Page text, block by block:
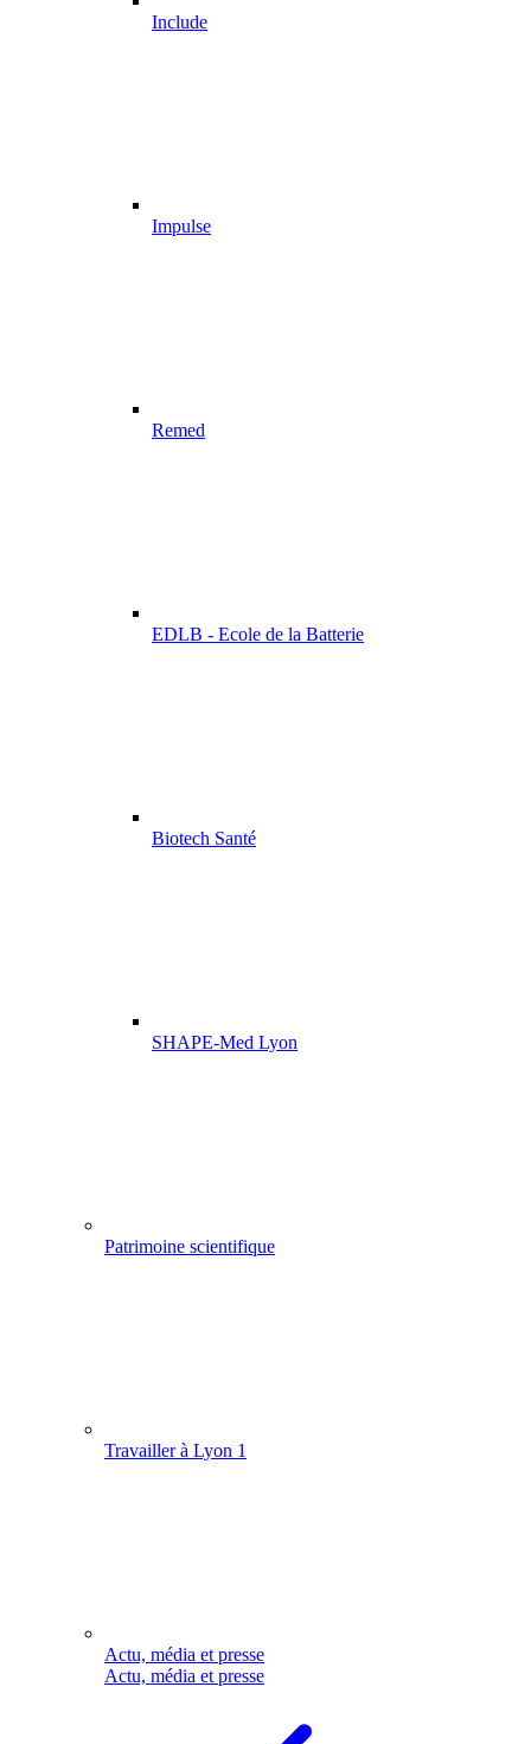
Include
Impulse
Remed
EDLB - Ecole de la Batterie
Biotech Santé
SHAPE-Med Lyon
Patrimoine scientifique
Travailler à Lyon 1
Actu, média et presse
Actu, média et presse